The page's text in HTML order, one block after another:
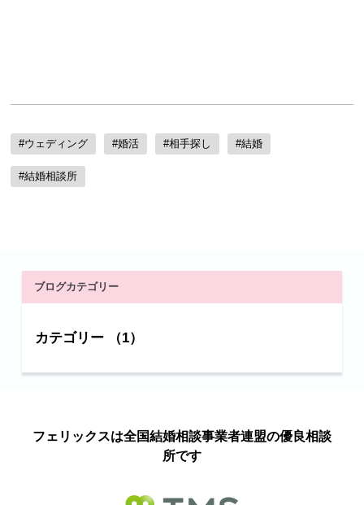
#ウェディング #婚活 #相手探し #結婚
#結婚相談所
ブログカテゴリー
カテゴリー （1）
フェリックスは全国結婚相談事業者連盟の優良相談
所です